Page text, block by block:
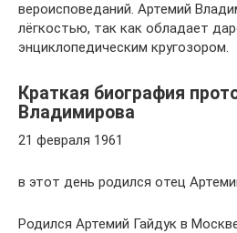
вероисповеданий. Артемий
лёгкостью, так как обладает
энциклопедическим кругозором.
Краткая биография
Владимирова
21 февраля 1961
в этот день родился отец
Родился Артемий Гайдук в